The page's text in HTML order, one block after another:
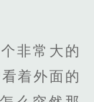
非常大的
着外面的